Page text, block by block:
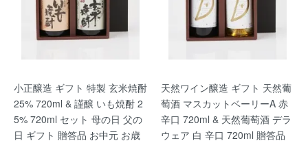
小正醸造 ギフト 特製 玄米焼酎
25% 720ml & 謹醸 いも焼酎 2
5% 720ml セット 母の日 父の
日 ギフト 贈答品 お中元 お歳
天然ワイン醸造 ギフト 天然葡
萄酒 マスカットベーリーA 赤
辛口 720ml & 天然葡萄酒 デラ
ウェア 白 辛口 720ml 贈答品